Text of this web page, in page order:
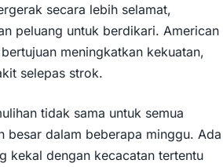
secara lebih selamat,
peluang untuk berdikari. American
meningkatkan kekuatan,
selepas strok.
tidak sama untuk semua
besar dalam beberapa minggu. Ada
kekal dengan kecacatan tertentu